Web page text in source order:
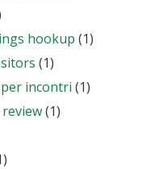
hookup (1)
(1)
incontri (1)
(1)